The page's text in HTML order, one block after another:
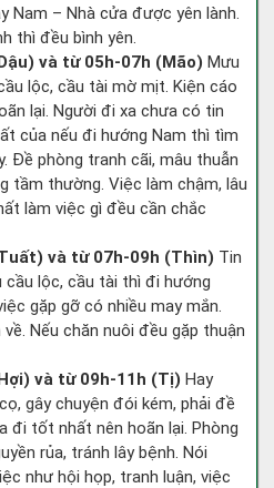
Nam – Nhà cửa được yên lành.
thì đều bình yên.
và từ 05h-07h (Mão) Mưu
lộc, cầu tài mờ mịt. Kiện cáo
lại. Người đi xa chưa có tin
của nếu đi hướng Nam thì tìm
Đề phòng tranh cãi, mâu thuẫn
tầm thường. Việc làm chậm, lâu
làm việc gì đều cần chắc
và từ 07h-09h (Thìn) Tin
cầu lộc, cầu tài thì đi hướng
gặp gỡ có nhiều may mắn.
Nếu chăn nuôi đều gặp thuận
và từ 09h-11h (Tị) Hay
gây chuyện đói kém, phải đề
đi tốt nhất nên hoãn lại. Phòng
rủa, tránh lây bệnh. Nói
như hội họp, tranh luận, việc